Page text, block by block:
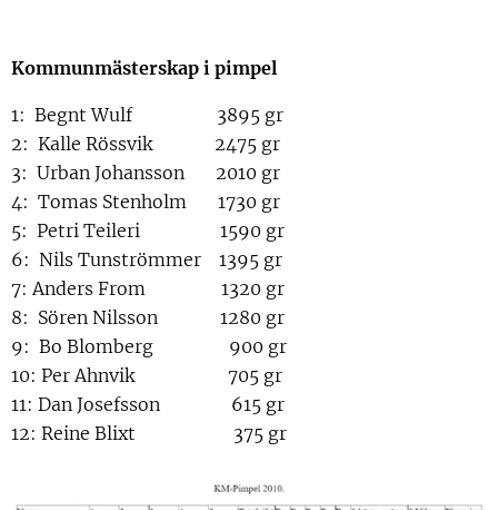
Kommunmästerskap i pimpel
1: Begnt Wulf 3895 gr
2: Kalle Rössvik 2475 gr
3: Urban Johansson 2010 gr
4: Tomas Stenholm 1730 gr
5: Petri Teileri 1590 gr
6: Nils Tunströmmer 1395 gr
7: Anders From 1320 gr
8: Sören Nilsson 1280 gr
9: Bo Blomberg 900 gr
10: Per Ahnvik 705 gr
11: Dan Josefsson 615 gr
12: Reine Blixt 375 gr